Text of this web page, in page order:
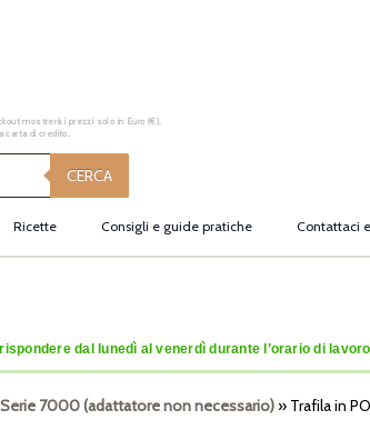
mostrerà i prezzi solo in Euro (€).
carta di credito.
CERCA
Ricette Consigli e guide pratiche Contattaci
dal lunedì al venerdì durante l’orario di
Serie 7000 (adattatore non necessario)» Trafila in